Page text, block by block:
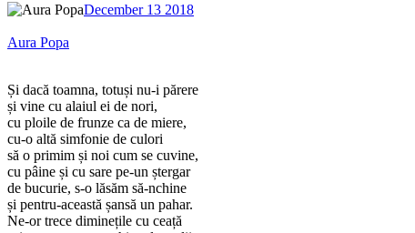
December 13 2018
Aura Popa
Și dacă toamna, totuși nu-i părere
și vine cu alaiul ei de nori,
cu ploile de frunze ca de miere,
cu-o altă simfonie de culori
să o primim și noi cum se cuvine,
cu pâine și cu sare pe-un ștergar
de bucurie, s-o lăsăm să-nchine
și pentru-această șansă un pahar.
Ne-or trece diminețile cu ceață